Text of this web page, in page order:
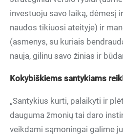
investuoju savo laiką, dėmesį
naudos tikiuosi ateityje) ir
(asmenys, su kuriais
nauja, gilinu savo žinias ir
Kokybiškiems santykiams
„Santykius kurti, palaikyti ir
dauguma žmonių tai daro
veikdami sąmoningai galime